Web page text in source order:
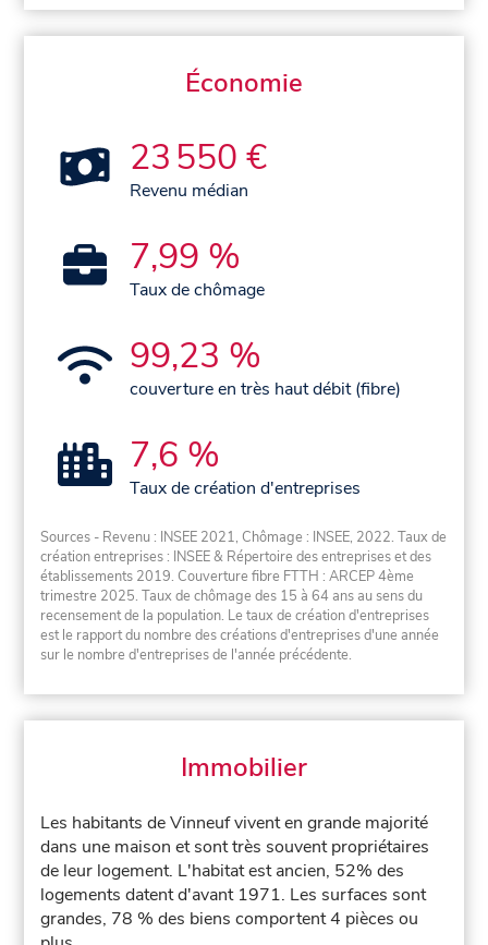
Économie
23 550 €
Revenu médian
7,99 %
Taux de chômage
99,23 %
couverture en très haut débit (fibre)
7,6 %
Taux de création d'entreprises
Sources - Revenu : INSEE 2021, Chômage : INSEE, 2022. Taux de
création entreprises : INSEE & Répertoire des entreprises et des
établissements 2019. Couverture fibre FTTH : ARCEP 4ème
trimestre 2025. Taux de chômage des 15 à 64 ans au sens du
recensement de la population. Le taux de création d'entreprises
est le rapport du nombre des créations d'entreprises d'une année
sur le nombre d'entreprises de l'année précédente.
Immobilier
Les habitants de Vinneuf vivent en grande majorité
dans une maison et sont très souvent propriétaires
de leur logement. L'habitat est ancien, 52% des
logements datent d'avant 1971. Les surfaces sont
grandes, 78 % des biens comportent 4 pièces ou